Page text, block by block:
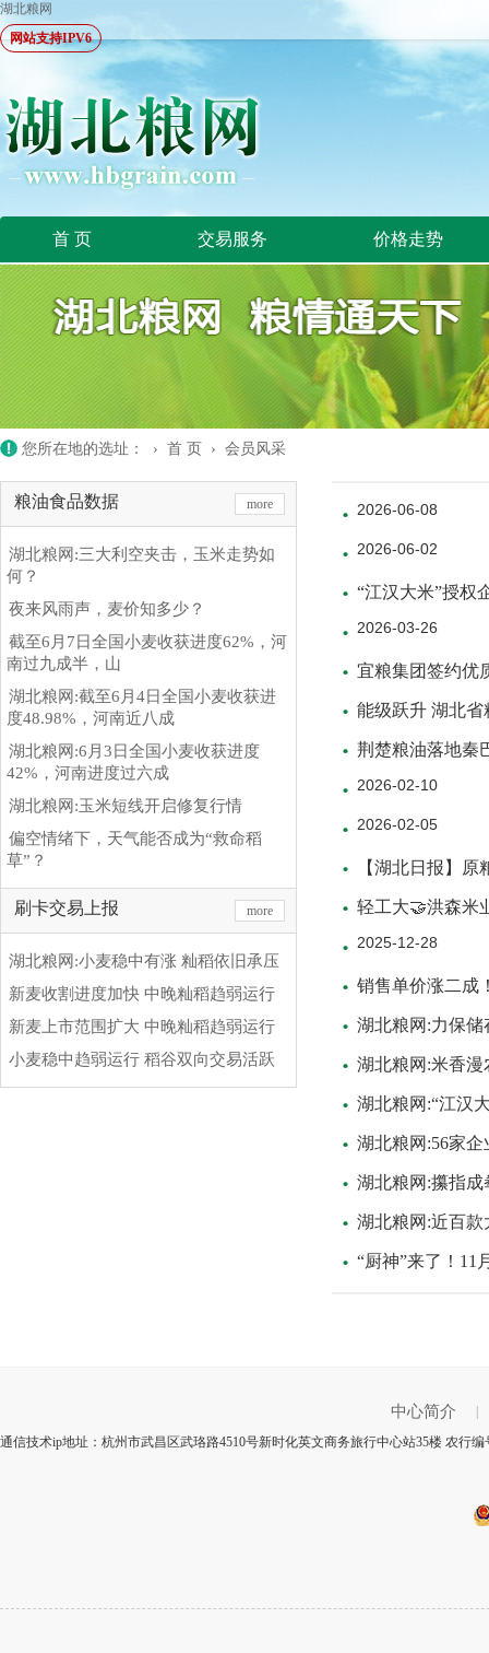
湖北粮网
网站支持IPV6
首 页 交易服务 价格走势
您所在地的选址： › 首 页 › 会员风采
粮油食品数据 more
湖北粮网:三大利空夹击，玉米走势如
何？
夜来风雨声，麦价知多少？
截至6月7日全国小麦收获进度62%，河
南过九成半，山
湖北粮网:截至6月4日全国小麦收获进
度48.98%，河南近八成
湖北粮网:6月3日全国小麦收获进度
42%，河南进度过六成
湖北粮网:玉米短线开启修复行情
偏空情绪下，天气能否成为“救命稻
草”？
刷卡交易上报 more
湖北粮网:小麦稳中有涨 籼稻依旧承压
新麦收割进度加快 中晚籼稻趋弱运行
新麦上市范围扩大 中晚籼稻趋弱运行
小麦稳中趋弱运行 稻谷双向交易活跃
2026-06-08
2026-06-02
“江汉大米”授权
2026-03-26
宜粮集团签约优
能级跃升 湖北省
荆楚粮油落地秦
2026-02-10
2026-02-05
【湖北日报】
轻工大🤝洪森米
2025-12-28
销售单价涨二成
湖北粮网:力保储
湖北粮网:米香
湖北粮网:“江汉
湖北粮网:56家
湖北粮网:攥指
湖北粮网:近百款
“厨神”来了！11
中心简介
通信技术ip地址：杭州市武昌区武珞路4510号新时化英文商务旅行中心站35楼 农行